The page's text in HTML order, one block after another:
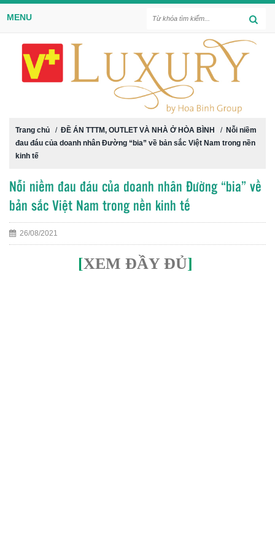
MENU
Trang chủ / ĐỀ ÁN TTTM, OUTLET VÀ NHÀ Ở HÒA BÌNH / Nỗi niềm
đau đáu của doanh nhân Đường “bia” về bản sắc Việt Nam trong nền
kinh tế
Nỗi niềm đau đáu của doanh nhân Đường “bia” về
bản sắc Việt Nam trong nền kinh tế
26/08/2021
[XEM ĐẦY ĐỦ]